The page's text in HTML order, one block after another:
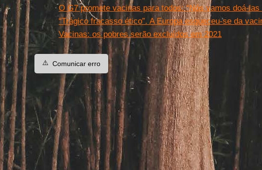
O G7 promete vacinas para todos: “Nós vamos doá-
“Trágico fracasso ético”. A Europa esqueceu-se da
Vacinas: os pobres serão excluídos em 2021
⚠️ Comunicar erro